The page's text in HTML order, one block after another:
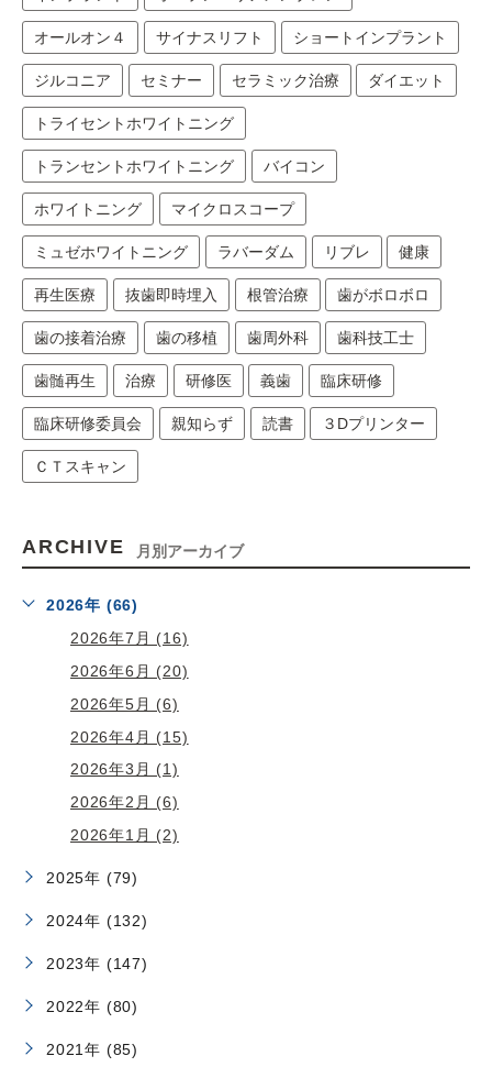
オールオン４ サイナスリフト ショートインプラント
ジルコニア セミナー セラミック治療 ダイエット
トライセントホワイトニング
トランセントホワイトニング バイコン
ホワイトニング マイクロスコープ
ミュゼホワイトニング ラバーダム リブレ 健康
再生医療 抜歯即時埋入 根管治療 歯がボロボロ
歯の接着治療 歯の移植 歯周外科 歯科技工士
歯髄再生 治療 研修医 義歯 臨床研修
臨床研修委員会 親知らず 読書 ３Dプリンター
ＣＴスキャン
ARCHIVE 月別アーカイブ
2026年 (66)
2026年7月 (16)
2026年6月 (20)
2026年5月 (6)
2026年4月 (15)
2026年3月 (1)
2026年2月 (6)
2026年1月 (2)
2025年 (79)
2024年 (132)
2023年 (147)
2022年 (80)
2021年 (85)